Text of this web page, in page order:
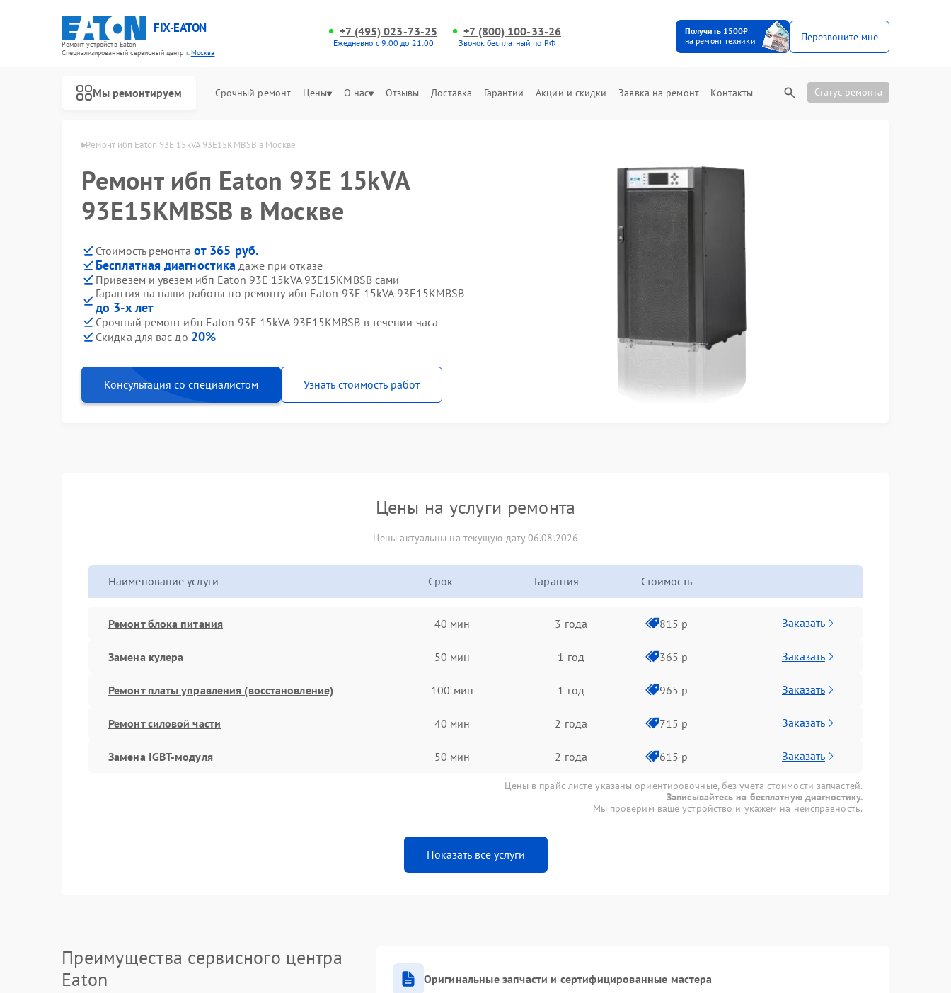
FIX-EATON
Ремонт устройств Eaton
Специализированный cервисный центр г.Москва
+7 (495) 023-73-25
Ежедневно с 9:00 до 21:00
+7 (800) 100-33-26
Звонок бесплатный по РФ
Получить 1500₽
на ремонт техники
Перезвоните мне
Мы ремонтируем Срочный ремонт Цены О нас Отзывы Доставка Гарантии Акции и скидки Заявка на ремонт Контакты Статус ремонта
ибп Eaton в Москве Ремонт ибп Eaton 93E 15kVA 93E15KMBSB в Москве
Ремонт ибп Eaton 93E 15kVA
93E15KMBSB в Москве
Стоимость ремонта от 365 руб.
Бесплатная диагностика даже при отказе
Привезем и увезем ибп Eaton 93E 15kVA 93E15KMBSB сами
Гарантия на наши работы по ремонту ибп Eaton 93E 15kVA 93E15KMBSB
до 3-х лет
Срочный ремонт ибп Eaton 93E 15kVA 93E15KMBSB в течении часа
Скидка для вас до 20%
Консультация со специалистом Узнать стоимость работ
Цены на услуги ремонта
Цены актуальны на текущую дату 06.08.2026
Наименование услуги Срок Гарантия Стоимость
Ремонт блока питания 40 мин 3 года 815 р Заказать
Замена кулера 50 мин 1 год 365 р Заказать
Ремонт платы управления (восстановление) 100 мин 1 год 965 р Заказать
Ремонт силовой части 40 мин 2 года 715 р Заказать
Замена IGBT-модуля 50 мин 2 года 615 р Заказать
Цены в прайс-листе указаны ориентировочные, без учета стоимости запчастей.
Записывайтесь на бесплатную диагностику.
Мы проверим ваше устройство и укажем на неисправность.
Показать все услуги
Преимущества сервисного центра
Eaton
Оригинальные запчасти и сертифицированные мастера